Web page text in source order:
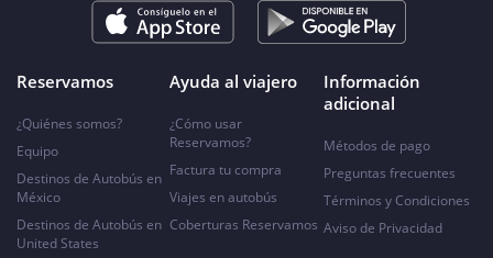
Reservamos
¿Quiénes somos?
Equipo
Destinos de Autobús en
México
Destinos de Autobús en
United States
Ayuda al viajero
¿Cómo usar
Reservamos?
Factura tu compra
Viajes en autobús
Coberturas Reservamos
Información
adicional
Métodos de pago
Preguntas frecuentes
Términos y Condiciones
Aviso de Privacidad